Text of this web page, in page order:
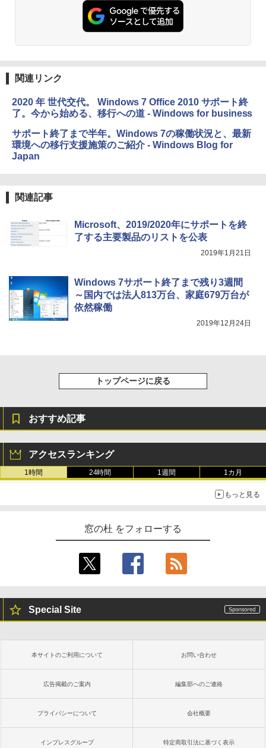
Robloxギフトカード - 1000 Robux 【限
定バーチャルアイテムを含む】 【オンラ
インゲームコード】 ロブロックス |オン
4(最新 永続版)|オンラインコード版|Wind
ows11、10/mac対応|PC2台
￥39,582
方 マニュアル AI副業にもコンテンツ作成
にもKindle出版にも！ 非エンジニアのた
めのAIコーディング入門シリーズ
￥99
ズ (はぴーイラストLabo)
Amazon Kindle Colorsoft | 16GBストレ
ージ、防水、7インチカラーディスプレ
テリー、広告無し、ブラック (2025年発
New Amazon Kindle Scribe Colorsoft |
レージ、ノート機能搭載、明るさ自動調
整、色調調節ライト、プレミアムペン付
E-Ink搭載 58g軽量 カードサイズ 16GB内
蔵 SD対応 ミストレグレー
関連リンク
2020 年 世代交代。 Windows 7 Office 2010 サポート終
了。今から始める、移行への道 - Windows for business
サポート終了まで半年。Windows 7の稼働状況と、最新
環境への移行支援施策のご紹介 - Windows Blog for
Japan
関連記事
Microsoft、2019/2020年にサポートを終
了する主要製品のリストを公表
2019年1月21日
Windows 7サポート終了まで残り3週間
～国内では法人813万台、家庭679万台が
依然稼働
2019年12月24日
トップページに戻る
おすすめ記事
アクセスランキング
1時間 24時間 1週間 1カ月
もっと見る
窓の杜 をフォローする
Special Site
本サイトのご利用について お問い合わせ
広告掲載のご案内 編集部へのご連絡
プライバシーについて 会社概要
インプレスグループ 特定商取引法に基づく表示